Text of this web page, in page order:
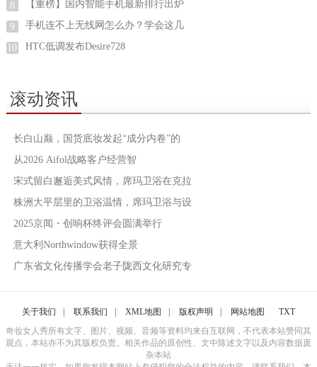
8 【重榜】国内智能手机最新排行出炉
9 手机连不上无线网怎么办？学会这几
10 HTC低调发布Desire728
滚动资讯
长白山巅，国货底妆发起“成分内卷”的
从2026 Aifol战略客户经营智
宋式留白邂逅美式风情，席玛卫浴在克拉
株洲大平层里的卫浴温情，席玛卫浴与设
2025京闻・创响杯终评会圆满举行
意大利Northwindow获得全景
广东省文化传播学会老子陇西文化研究专
关于我们 联系我们 XML地图 版权声明 网站地图
TXT
奇妆女人秀所有文字、图片、视频、音频等资料均来自互联网，不代表本站赞同其
观点，本站亦不为其版权负责。相关作品的原创性、文中陈述文字以及内容数据庞
杂本站